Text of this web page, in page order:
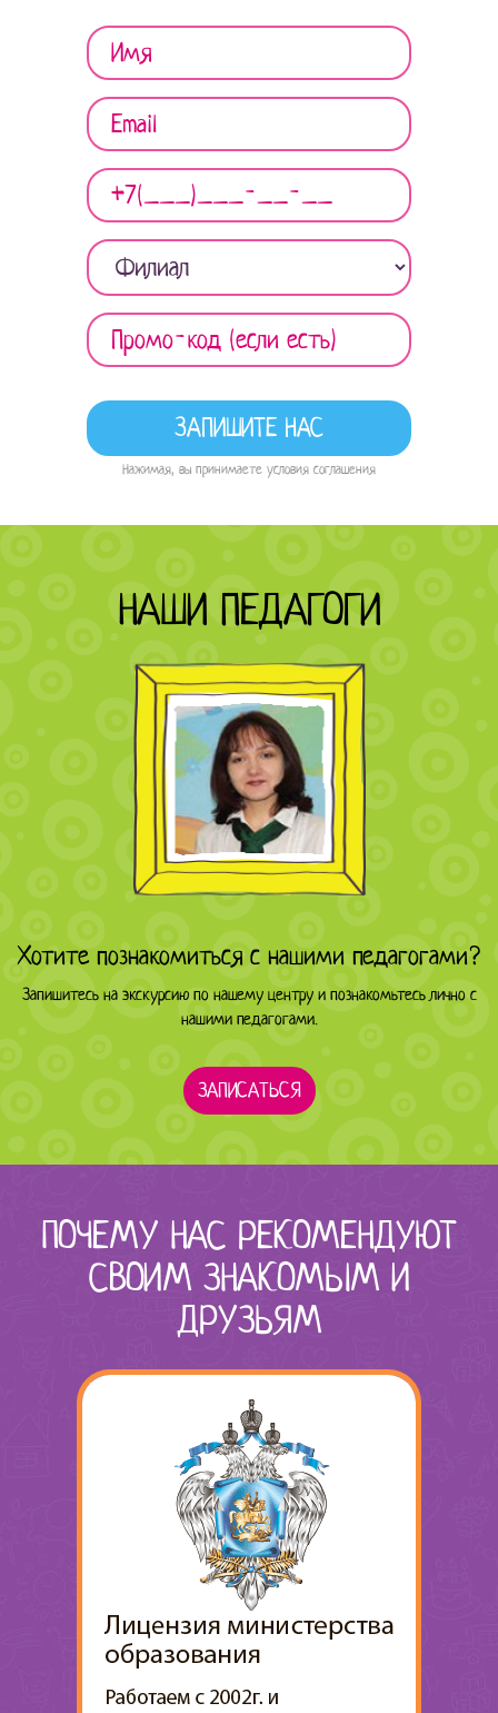
Нажимая, вы принимаете условия соглашения
НАШИ ПЕДАГОГИ
Хотите познакомиться с нашими педагогами?
Запишитесь на экскурсию по нашему центру и познакомьтесь лично с
нашими педагогами.
ЗАПИСАТЬСЯ
ПОЧЕМУ НАС РЕКОМЕНДУЮТ
СВОИМ ЗНАКОМЫМ И
ДРУЗЬЯМ